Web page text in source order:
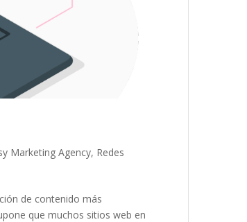
Marketing Agency, Redes
de contenido más
que muchos sitios web en